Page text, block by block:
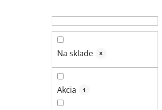
Na sklade 8
Akcia 1